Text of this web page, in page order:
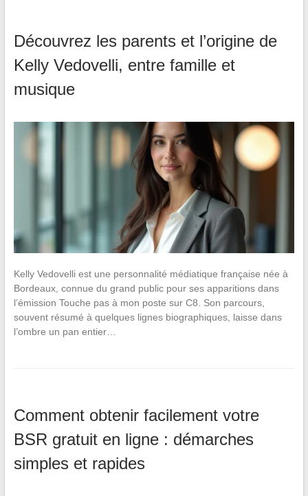
Découvrez les parents et l’origine de
Kelly Vedovelli, entre famille et
musique
Kelly Vedovelli est une personnalité médiatique française née à
Bordeaux, connue du grand public pour ses apparitions dans
l’émission Touche pas à mon poste sur C8. Son parcours,
souvent résumé à quelques lignes biographiques, laisse dans
l’ombre un pan entier…
Comment obtenir facilement votre
BSR gratuit en ligne : démarches
simples et rapides